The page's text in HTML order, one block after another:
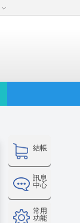
結帳
訊息
中心
常用
功能